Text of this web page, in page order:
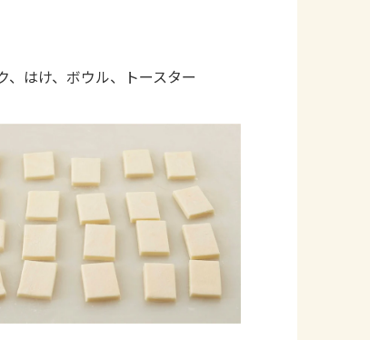
はけ、ボウル、トースター